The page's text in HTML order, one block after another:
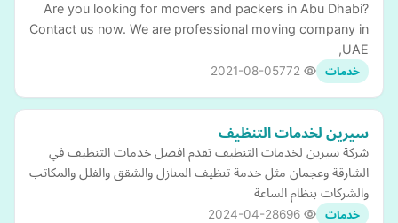
Are you looking for movers and packers in Abu Dhabi?
Contact us now. We are professional moving company in
UAE,
خدمات 2021-08-05
سيرين لخدمات التنظيف
شركة سيرين لخدمات التنظيف تقدم افضل خدمات التنظيف في
الشارقة وعجمان مثل خدمة تنظيف المنازل والشقق والفلل والمكاتب
والشركات بنظام الساعة
خدمات 2024-04-28